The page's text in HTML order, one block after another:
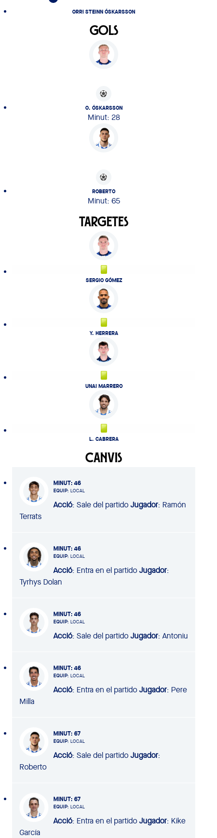
ORRI STEINN ÓSKARSSON
GOLS
O. ÓSKARSSON
Minut: 28
ROBERTO
Minut: 65
TARGETES
SERGIO GÓMEZ
Y. HERRERA
UNAI MARRERO
L. CABRERA
CANVIS
MINUT: 46
EQUIP: LOCAL
Acció: Sale del partidoJugador: Ramón
Terrats
MINUT: 46
EQUIP: LOCAL
Acció: Entra en el partidoJugador:
Tyrhys Dolan
MINUT: 46
EQUIP: LOCAL
Acció: Sale del partidoJugador: Antoniu
MINUT: 46
EQUIP: LOCAL
Acció: Entra en el partidoJugador: Pere
Milla
MINUT: 67
EQUIP: LOCAL
Acció: Sale del partidoJugador:
Roberto
MINUT: 67
EQUIP: LOCAL
Acció: Entra en el partidoJugador: Kike
García